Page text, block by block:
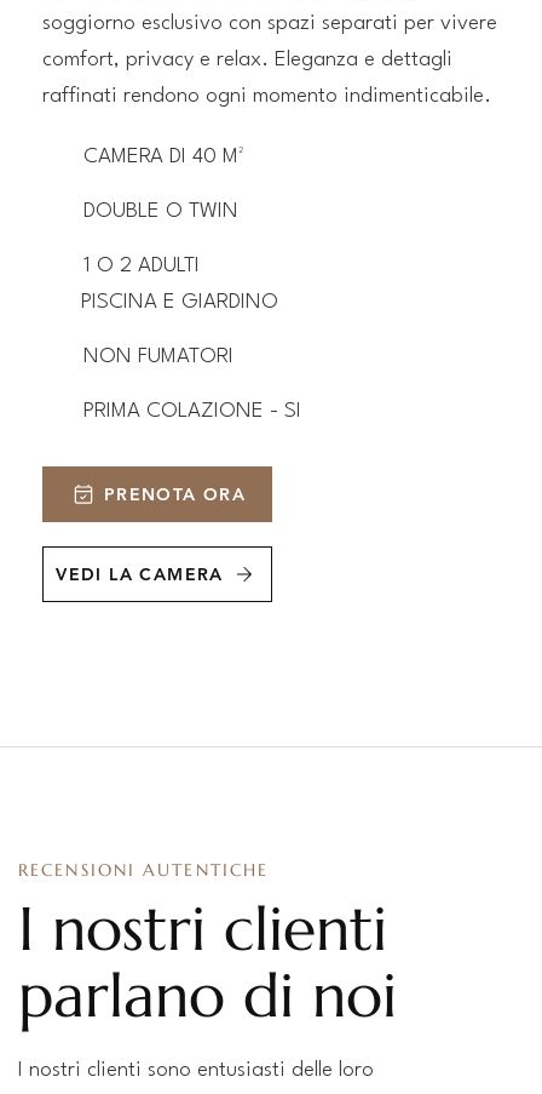
soggiorno esclusivo con spazi separati per vivere
comfort, privacy e relax. Eleganza e dettagli
raffinati rendono ogni momento indimenticabile.
CAMERA DI 40 M²
DOUBLE O TWIN
1 O 2 ADULTI
PISCINA E GIARDINO
NON FUMATORI
PRIMA COLAZIONE - SI
PRENOTA ORA
VEDI LA CAMERA
RECENSIONI AUTENTICHE
I nostri clienti
parlano di noi
I nostri clienti sono entusiasti delle loro